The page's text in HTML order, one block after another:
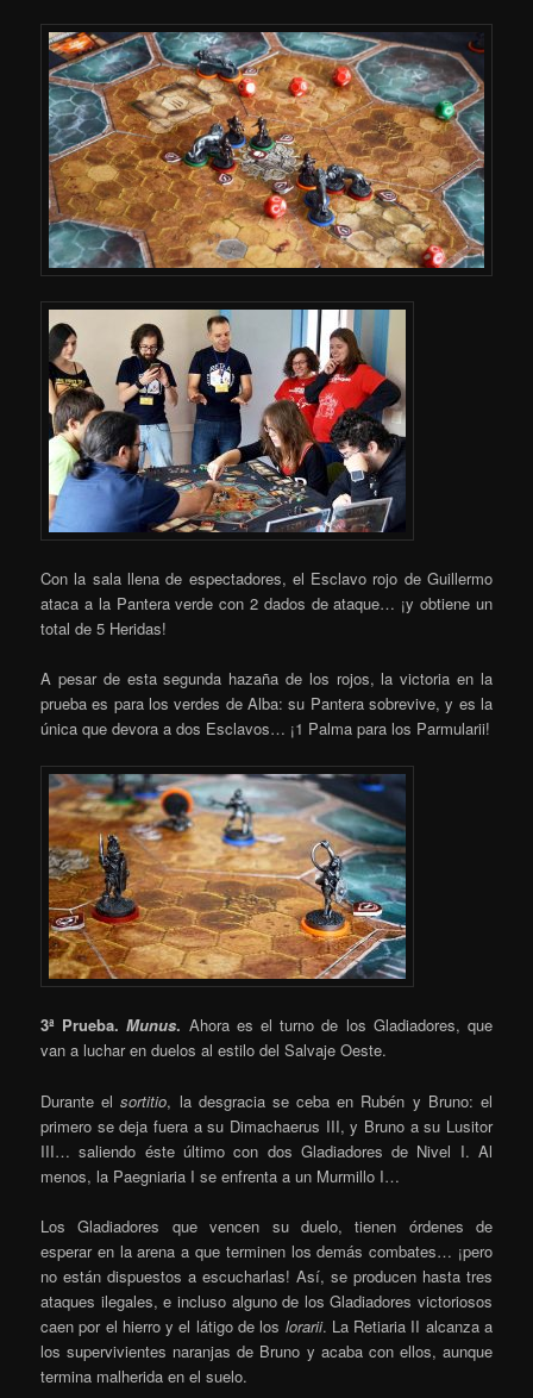
Con la sala llena de espectadores, el Esclavo rojo de Guillermo
ataca a la Pantera verde con 2 dados de ataque… ¡y obtiene un
total de 5 Heridas!
A pesar de esta segunda hazaña de los rojos, la victoria en la
prueba es para los verdes de Alba: su Pantera sobrevive, y es la
única que devora a dos Esclavos… ¡1 Palma para los Parmularii!
3ª Prueba.Munus. Ahora es el turno de los Gladiadores, que
van a luchar en duelos al estilo del Salvaje Oeste.
Durante elsortitio, la desgracia se ceba en Rubén y Bruno: el
primero se deja fuera a su Dimachaerus III, y Bruno a su Lusitor
III… saliendo éste último con dos Gladiadores de Nivel I. Al
menos, la Paegniaria I se enfrenta a un Murmillo I…
Los Gladiadores que vencen su duelo, tienen órdenes de
esperar en la arena a que terminen los demás combates… ¡pero
no están dispuestos a escucharlas! Así, se producen hasta tres
ataques ilegales, e incluso alguno de los Gladiadores victoriosos
caen por el hierro y el látigo de los lorarii. La Retiaria II alcanza a
los supervivientes naranjas de Bruno y acaba con ellos, aunque
termina malherida en el suelo.